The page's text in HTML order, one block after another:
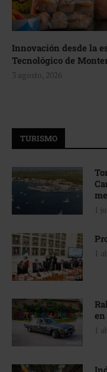
Innovación desde la
Tecnológico de
3 agosto, 2026
TURISMO
1
1
1